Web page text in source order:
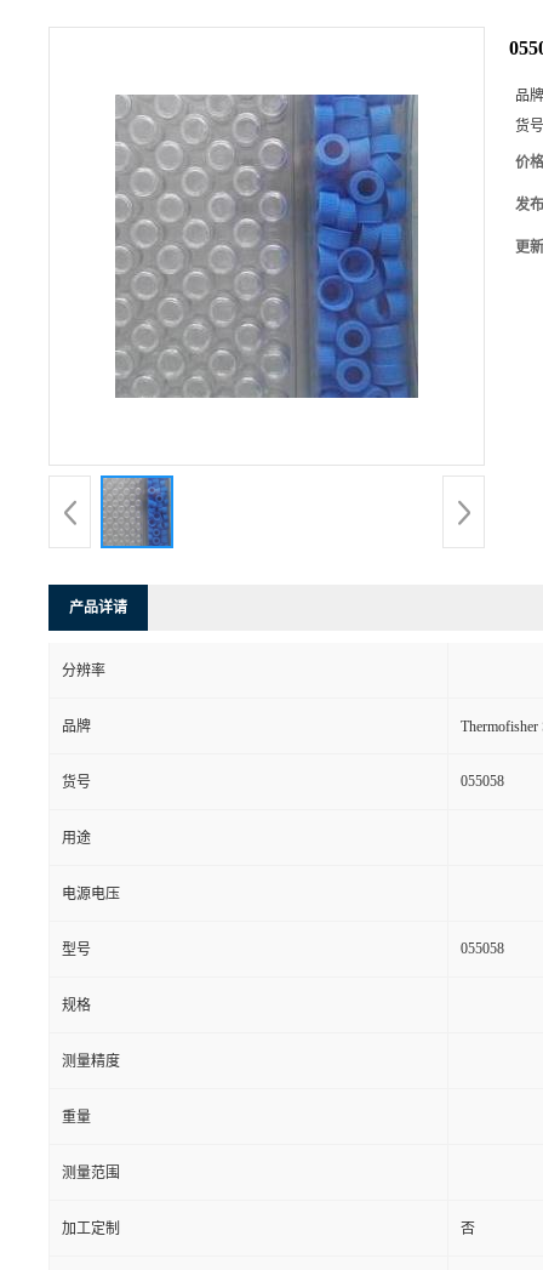
品
货
价
发
更
产品详请
分辨率
品牌
货号 055058
用途
电源电压
型号 055058
规格
测量精度
重量
测量范围
加工定制 否